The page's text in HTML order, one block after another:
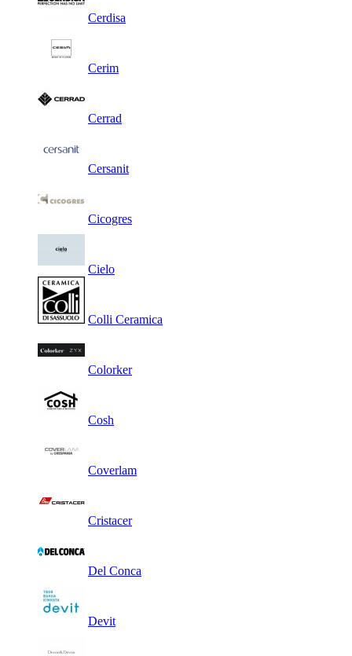
Cerdisa
Cerim
Cerrad
Cersanit
Cicogres
Cielo
Colli Ceramica
Colorker
Cosh
Coverlam
Cristacer
Del Conca
Devit